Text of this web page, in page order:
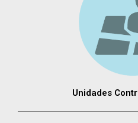
Unidades